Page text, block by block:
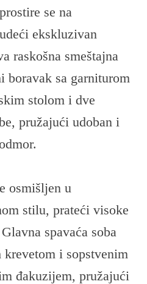
se na
ekskluzivan
raskošna smeštajna
boravak sa garniturom
stolom i dve
pružajući udoban i
osmišljen u
stilu, prateći visoke
spavaća soba
i sopstvenim
đakuzijem, pružajući